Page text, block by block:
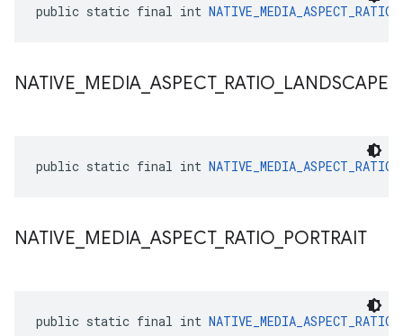
public static final int
NATIVE MEDIA ASPECT_ RATIO LANDSCAPE
public static final int
NATIVE MEDIA ASPECT_ RATIO PORTRAIT
public static final int